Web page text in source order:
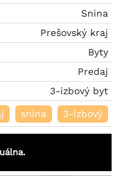
Snina
Prešovský kraj
Byty
Predaj
3-izbový byt
snina 3-izbový